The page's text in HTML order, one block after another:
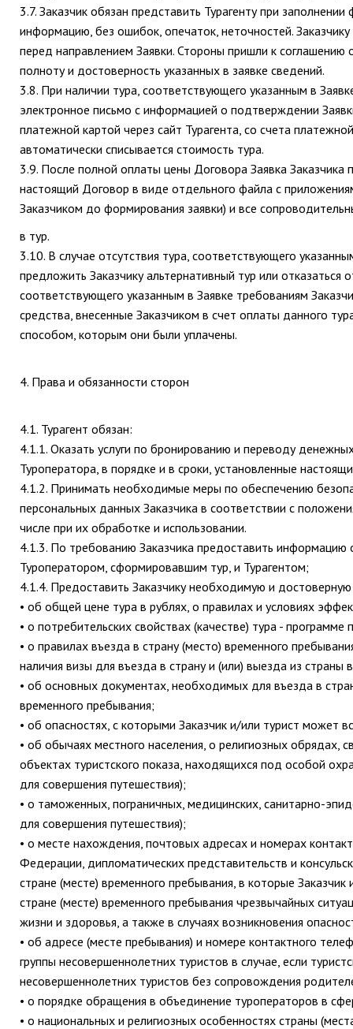
3.7. Заказчик обязан представить Турагенту при
информацию, без ошибок, опечаток, неточностей.
перед направлением Заявки. Стороны пришли к соглашению
полноту и достоверность указанных в заявке сведений.
3.8. При наличии тура, соответствующего указанным в
электронное письмо с информацией о подтверждении
платежной картой через сайт Турагента, со счета
автоматически списывается стоимость тура.
3.9. После полной оплаты цены Договора Заявка Заказчика
настоящий Договор в виде отдельного файла с
Заказчиком до формирования заявки) и все
в тур.
3.10. В случае отсутствия тура, соответствующего
предложить Заказчику альтернативный тур или отказаться
соответствующего указанным в Заявке требованиям
средства, внесенные Заказчиком в счет оплаты данного
способом, которым они были уплачены.
4. Права и обязанности сторон
4.1. Турагент обязан:
4.1.1. Оказать услуги по бронированию и переводу
Туроператора, в порядке и в сроки, установленные
4.1.2. Принимать необходимые меры по обеспечению
персональных данных Заказчика в соответствии с
числе при их обработке и использовании.
4.1.3. По требованию Заказчика предоставить
Туроператором, сформировавшим тур, и Турагентом;
4.1.4. Предоставить Заказчику необходимую и
• об общей цене тура в рублях, о правилах и условиях
• о потребительских свойствах (качестве) тура -
• о правилах въезда в страну (место) временного
наличия визы для въезда в страну и (или) выезда из страны
• об основных документах, необходимых для въезда в
временного пребывания;
• об опасностях, с которыми Заказчик и/или турист может
• об обычаях местного населения, о религиозных обрядах,
объектах туристского показа, находящихся под особой
для совершения путешествия);
• о таможенных, пограничных, медицинских, санитарно-
для совершения путешествия);
• о месте нахождения, почтовых адресах и номерах
Федерации, дипломатических представительств и
стране (месте) временного пребывания, в которые
стране (месте) временного пребывания чрезвычайных
жизни и здоровья, а также в случаях возникновения
• об адресе (месте пребывания) и номере контактного
группы несовершеннолетних туристов в случае, если
несовершеннолетних туристов без сопровождения
• о порядке обращения в объединение туроператоров в
• о национальных и религиозных особенностях страны